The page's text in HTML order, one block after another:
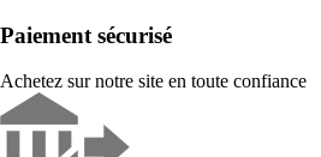
Paiement sécurisé
Achetez sur notre site en toute confiance